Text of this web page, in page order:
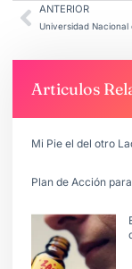
ANTERIOR
Universidad Nacional
Articulos
Mi Pie el del otro
Plan de Acción